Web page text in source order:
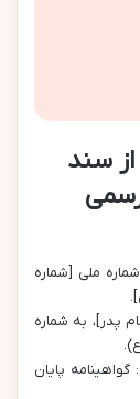
از سند
ملی [شماره
پدر]، به شماره
پایان